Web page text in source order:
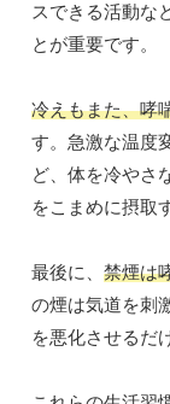
スできる活動な
とが重要です。
冷えもまた、哮
す。急激な温度
ど、体を冷やさ
をこまめに摂取
最後に、 禁煙は
の煙は気道を刺
を悪化させるだ